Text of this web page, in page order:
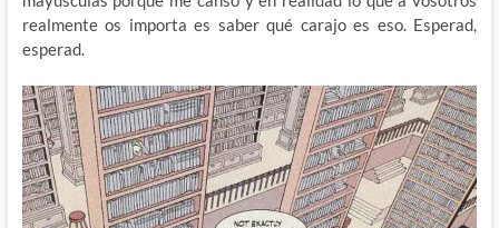
realmente os importa es saber qué carajo es eso. Esperad,
esperad.